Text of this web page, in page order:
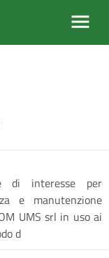
di interesse per
e manutenzione
UMS srl in uso ai
d